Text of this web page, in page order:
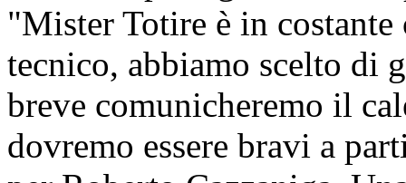
"Mister Totire è in
tecnico, abbiamo scelto di
breve comunicheremo il
dovremo essere bravi a